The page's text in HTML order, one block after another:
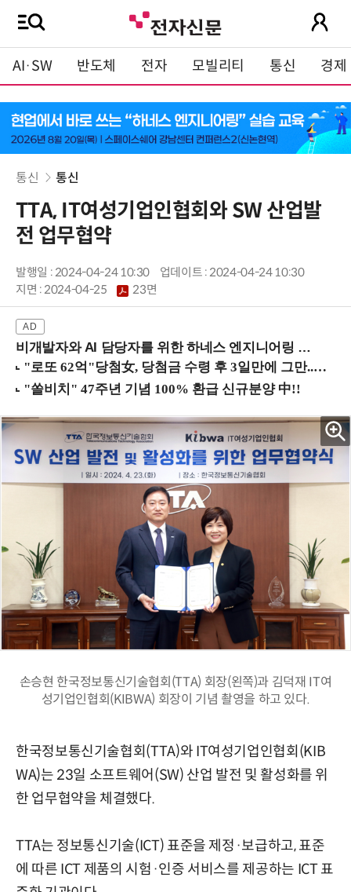
AI·SW 반도체 전자 모빌리티 통신 경제
통신 통신
TTA, IT여성기업인협회와 SW 산업발
전 업무협약
발행일 : 2024-04-24 10:30
업데이트 : 2024-04-24 10:30
지면 :2024-04-25 23면
비개발자와 AI 담당자를 위한 하네스 엔지니어링 입문과정 (8/20 신논현역)
손승현 한국정보통신기술협회(TTA) 회장(왼쪽)과 김덕재 IT여
성기업인협회(KIBWA) 회장이 기념 촬영을 하고 있다.
한국정보통신기술협회(TTA)와 IT여성기업인협회(KIB
WA)는 23일 소프트웨어(SW) 산업 발전 및 활성화를 위
한 업무협약을 체결했다.
TTA는 정보통신기술(ICT) 표준을 제정·보급하고, 표준
에 따른 ICT 제품의 시험·인증 서비스를 제공하는 ICT 표